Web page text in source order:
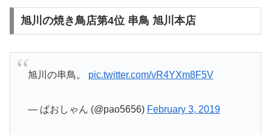
旭川の焼き鳥店第4位 串鳥 旭川本店
旭川の串鳥。 pic.twitter.com/vR4YXm8F5V
— ぱおしゃん (@pao5656) February 3, 2019